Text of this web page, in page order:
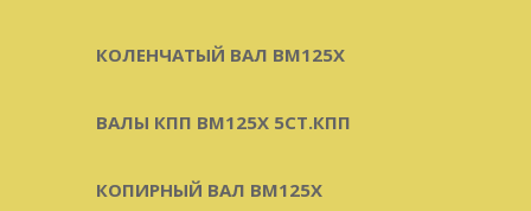
КОЛЕНЧАТЫЙ ВАЛ BM125X
ВАЛЫ КПП BM125X 5СТ.КПП
КОПИРНЫЙ ВАЛ BM125X